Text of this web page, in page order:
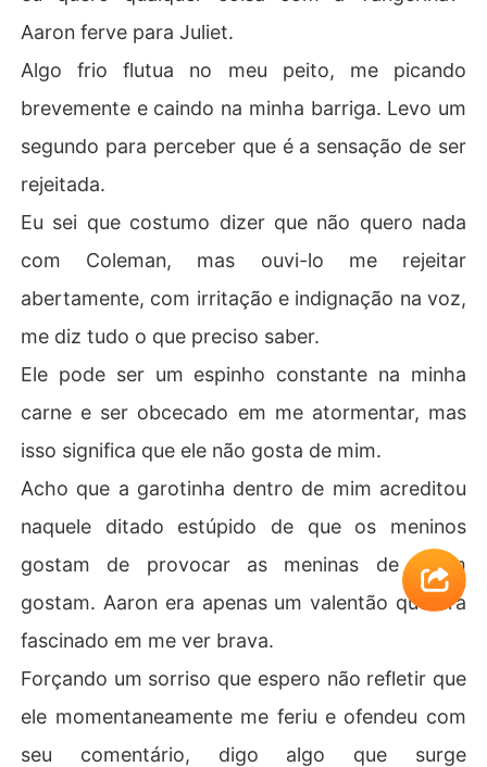
Aaron ferve para Juliet.
Algo frio flutua no meu peito, me picando
brevemente e caindo na minha barriga. Levo um
segundo para perceber que é a sensação de ser
rejeitada.
Eu sei que costumo dizer que não quero nada
com Coleman, mas ouvi-lo me rejeitar
abertamente, com irritação e indignação na voz,
me diz tudo o que preciso saber.
Ele pode ser um espinho constante na minha
carne e ser obcecado em me atormentar, mas
isso significa que ele não gosta de mim.
Acho que a garotinha dentro de mim acreditou
naquele ditado estúpido de que os meninos
gostam de provocar as meninas de quem
gostam. Aaron era apenas um valentão que era
fascinado em me ver brava.
Forçando um sorriso que espero não refletir que
ele momentaneamente me feriu e ofendeu com
seu comentário, digo algo que surge